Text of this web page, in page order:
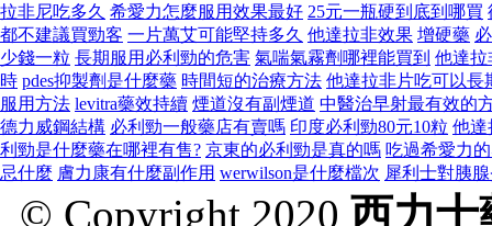
拉非尼吃多久 希愛力怎麼服用效果最好 25元一瓶硬到底到哪買
都不建議買勁客 一片萬艾可能堅持多久 他達拉非效果 增硬藥
少錢一粒 長期服用必利勁的危害 氣喘氣霧劑哪裡能買到 他達拉
時 pdes抑製劑是什麼藥 時間短的治療方法 他達拉非片吃可以長
服用方法 levitra藥效持續 煙道沒有副煙道 中醫治早射最有效的
德力威鋼結構 必利勁一般藥店有賣嗎 印度必利勁80元10粒 他達
利勁是什麼藥在哪裡有售? 京東的必利勁是真的嗎 吃過希愛力
忌什麼 膚力康有什麼副作用 werwilson是什麼檔次 犀利士對胰
© Copyright 2020 西力士